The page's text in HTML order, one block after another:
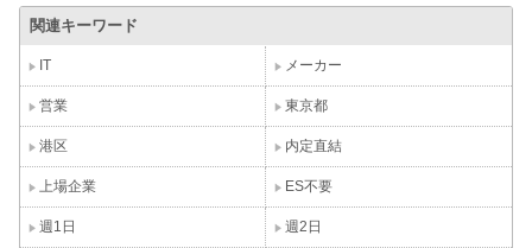
関連キーワード
IT メーカー
営業 東京都
港区 内定直結
上場企業 ES不要
週1日 週2日